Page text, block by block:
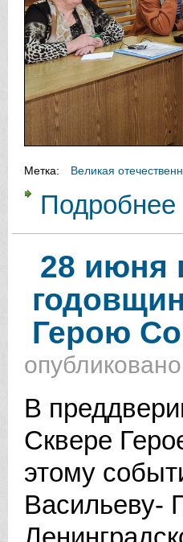
Метка: Великая
Подробнее
28 июня
Герою
опубликовано
В
Сквере
этому
Васильеву-